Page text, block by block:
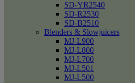
SD-YR2540
SD-R2530
SD-B2510
Blenders & Slowjuicers
MJ-L900
MJ-L800
MJ-L700
MJ-L501
MJ-L500